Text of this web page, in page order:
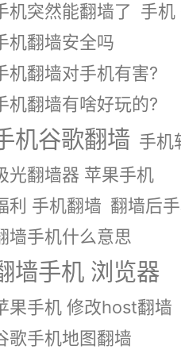
机突然能翻墙了 手机
机翻墙安全吗
机翻墙对手机有害?
机翻墙有啥好玩的?
机谷歌翻墙 手机
光翻墙器 苹果手机
利 手机翻墙 翻墙后
墙手机什么意思
墙手机 浏览器
果手机 修改host翻墙
歌手机地图翻墙